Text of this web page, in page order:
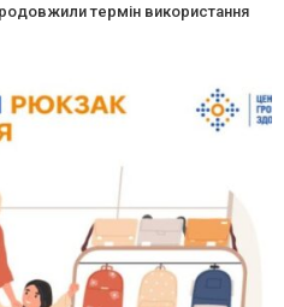
термін використання